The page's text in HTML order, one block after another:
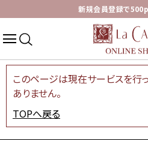
新規会員登録で
このページは現在サービスを行
ありません。
TOPへ戻る